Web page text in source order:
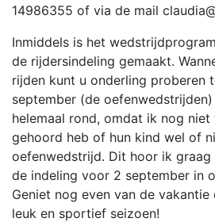
14986355 of via de mail
Inmiddels is het
de rijdersindeling gemaakt.
rijden kunt u onderling proberen
september (de
helemaal rond, omdat ik nog niet
gehoord heb of hun kind wel of
oefenwedstrijd. Dit hoor ik
de indeling voor 2 september in
Geniet nog even van de vakantie
leuk en sportief seizoen!